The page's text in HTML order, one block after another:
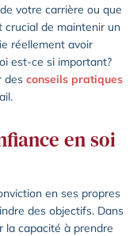
votre carrière ou que
crucial de maintenir un
réellement avoir
est-ce si important?
des conseils pratiques
en soi
en ses propres
des objectifs. Dans
la capacité à prendre